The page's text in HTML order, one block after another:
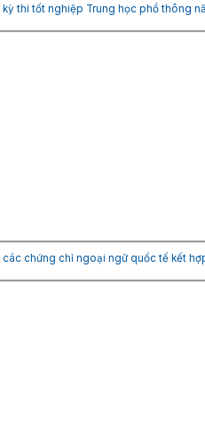
thi tốt nghiệp Trung học phổ thông
chứng chỉ ngoại ngữ quốc tế kết